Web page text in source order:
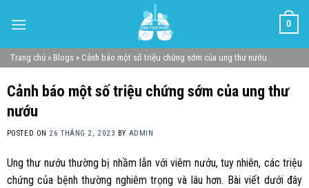
0
Trang chủ » Blogs » Cảnh báo một số triệu chứng sớm của ung thư nướu
Cảnh báo một số triệu chứng sớm của ung thư
nướu
POSTED ON 26 THÁNG 2, 2023 BY ADMIN
Ung thư nướu thường bị nhầm lẫn với viêm nướu, tuy nhiên, các triệu
chứng của bệnh thường nghiêm trọng và lâu hơn. Bài viết dưới đây